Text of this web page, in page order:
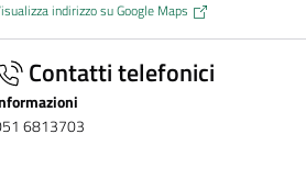
indirizzo su Google Maps
Contatti telefonici
6813703